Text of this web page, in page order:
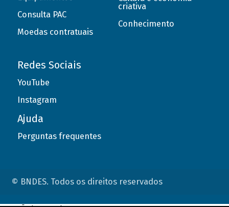
Consulta PAC
Moedas contratuais
criativa
Conhecimento
Redes Sociais
YouTube
Instagram
Ajuda
Perguntas frequentes
© BNDES. Todos os direitos reservados